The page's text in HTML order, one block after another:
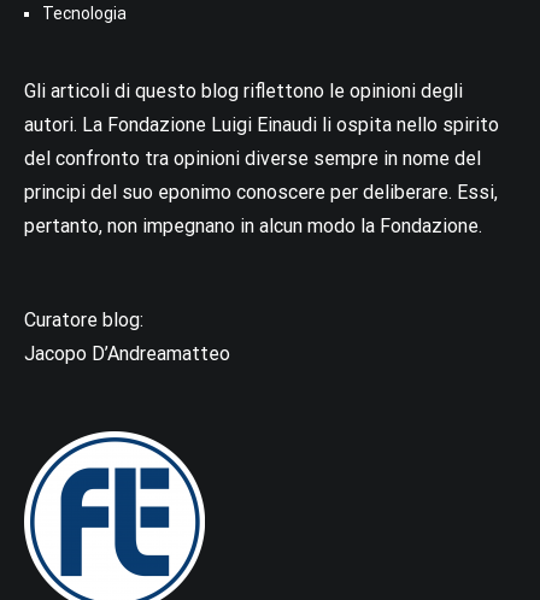
Tecnologia
Gli articoli di questo blog riflettono le opinioni degli
autori. La Fondazione Luigi Einaudi li ospita nello spirito
del confronto tra opinioni diverse sempre in nome del
principi del suo eponimo conoscere per deliberare. Essi,
pertanto, non impegnano in alcun modo la Fondazione.
Curatore blog:
Jacopo D’Andreamatteo